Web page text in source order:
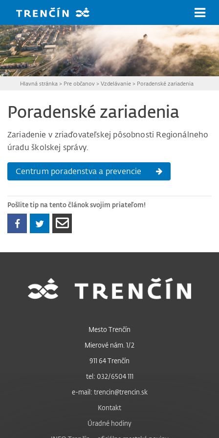
Hlavná stránka > Pre občanov> Vzdelávanie> Poradenské zariadenia
Poradenské zariadenia
Zariadenie v zriaďovateľskej pôsobnosti Regionálneho
úradu školskej správy.
Centrum poradenstva a prevencie
Pošlite tip na tento článok svojim priateľom!
Mesto Trenčín
Mierové nám. 1/2
911 64 Trenčín
tel: 032/6504 111
e-mail: trencin@trencin.sk
Kontakt
Úradné hodiny